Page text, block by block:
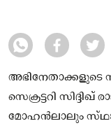
സെക്രട്ടറി സിദ്ദിഖ്‌
മോഹന്‍ലാലും